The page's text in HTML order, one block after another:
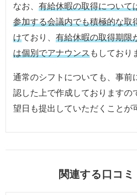
なお、有給休暇の取得について
参加する会議内でも積極的な取
けており、有給休暇の取得期限
は個別でアナウンスもしており
通常のシフトについても、事前
認した上で作成しておりますの
望日も提出していただくことが
関連する口コミ